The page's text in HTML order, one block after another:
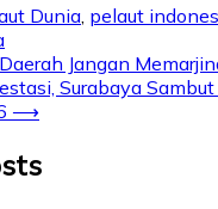
Dunia, pelaut
Jangan
Surabaya Sambut
⟶